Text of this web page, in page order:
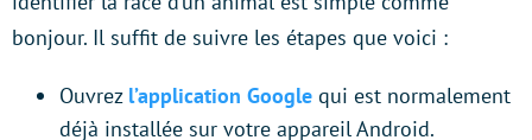
bonjour. Il suffit de suivre les étapes que voici :
Ouvrez l’application Google qui est normalement
déjà installée sur votre appareil Android.